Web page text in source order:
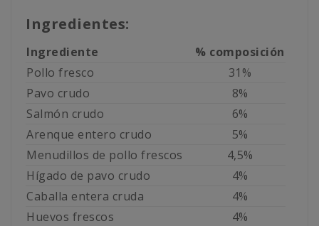
Ingredientes:
Ingrediente
% composición
Pollo fresco
31%
Pavo crudo
8%
Salmón crudo
6%
Arenque entero crudo
5%
Menudillos de pollo frescos
4,5%
Hígado de pavo crudo
4%
Caballa entera cruda
4%
Huevos frescos
4%